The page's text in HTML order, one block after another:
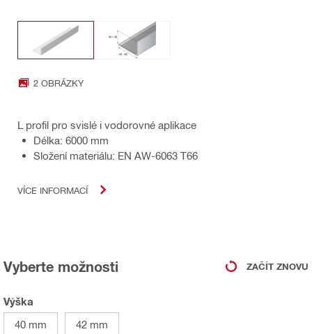
2 OBRÁZKY
L profil pro svislé i vodorovné aplikace
Délka: 6000 mm
Složení materiálu: EN AW-6063 T66
VÍCE INFORMACÍ
Vyberte možnosti ZAČÍT ZNOVU
Výška
40 mm
42 mm